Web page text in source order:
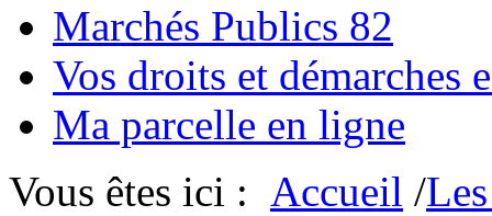
Marchés Publics 82
Vos droits et démarches
Ma parcelle en ligne
Vous êtes ici : Accueil /